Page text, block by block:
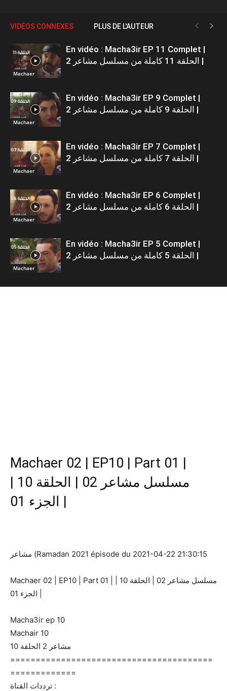
VIDÉOS CONNEXES PLUS DE L'AUTEUR
Machaer
En vidéo : Macha3ir EP 11 Complet |
الحلقة 11 كاملة من مسلسل مشاعر 2 |
Machaer
En vidéo : Macha3ir EP 9 Complet |
الحلقة 9 كاملة من مسلسل مشاعر 2 |
Machaer
En vidéo : Macha3ir EP 7 Complet |
الحلقة 7 كاملة من مسلسل مشاعر 2 |
Machaer
En vidéo : Macha3ir EP 6 Complet |
الحلقة 6 كاملة من مسلسل مشاعر 2 |
Machaer
En vidéo : Macha3ir EP 5 Complet |
الحلقة 5 كاملة من مسلسل مشاعر 2 |
Machaer 02 | EP10 | Part 01 |
مسلسل مشاعر 02 | الحلقة 10 |
الجزء 01 |
مشاعر (Ramadan 2021 épisode du 2021-04-22 21:30:15
Machaer 02 | EP10 | Part 01 | مسلسل مشاعر 02 | الحلقة 10 |
Macha3ir ep 10
Machair 10
مشاعر 2 الحلقة 10
========================================
=============
ترددات القناة :